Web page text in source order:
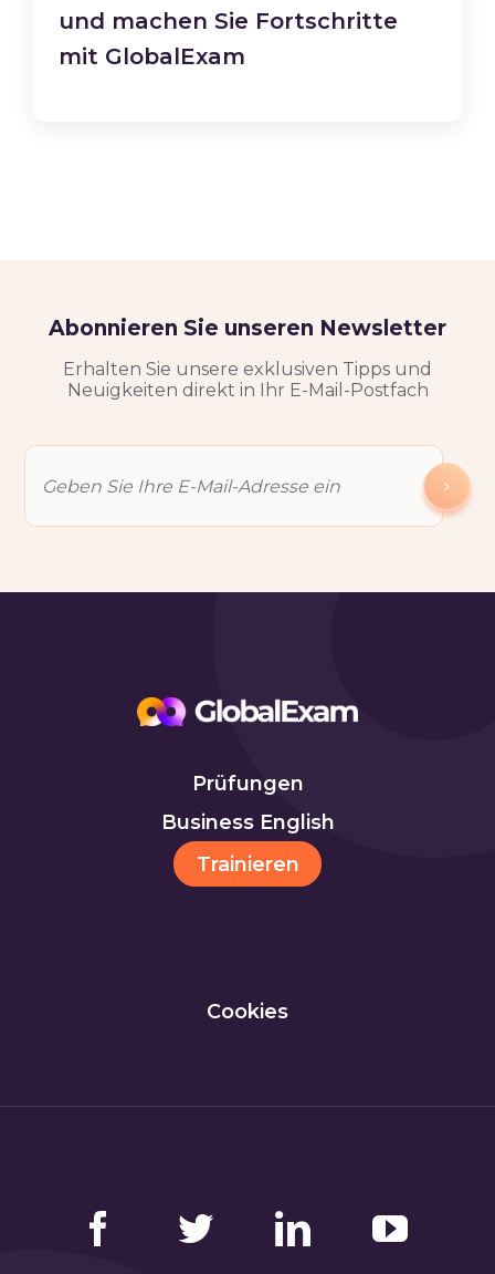
und machen Sie Fortschritte
mit GlobalExam
Abonnieren Sie unseren Newsletter
Erhalten Sie unsere exklusiven Tipps und
Neuigkeiten direkt in Ihr E-Mail-Postfach
Prüfungen
Business English
Trainieren
Cookies